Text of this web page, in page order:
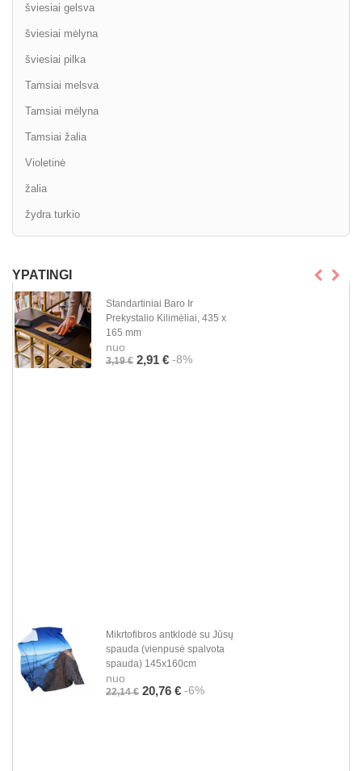
šviesiai gelsva
šviesiai mėlyna
šviesiai pilka
Tamsiai melsva
Tamsiai mėlyna
Tamsiai žalia
Violetinė
žalia
žydra turkio
YPATINGI
Standartiniai Baro Ir
Prekystalio Kilimėliai, 435 x
165 mm
nuo
3,19 € 2,91 € -8%
Mikrtofibros antklodė su Jūsų
spauda (vienpusė spalvota
spauda) 145x160cm
nuo
22,14 € 20,76 € -6%